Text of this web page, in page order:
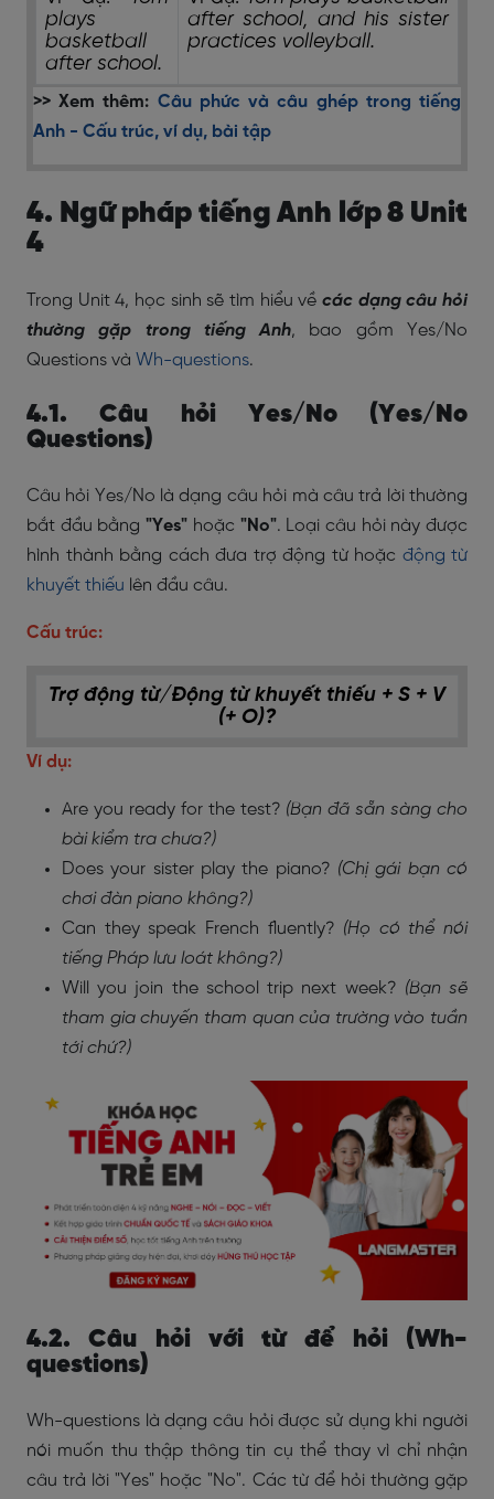
plays
basketball
after school.
after school, and his sister
practices volleyball.
>> Xem thêm: Câu phức và câu ghép trong tiếng
Anh - Cấu trúc, ví dụ, bài tập
4. Ngữ pháp tiếng Anh lớp 8 Unit
4
Trong Unit 4, học sinh sẽ tìm hiểu về các dạng câu hỏi
thường gặp trong tiếng Anh, bao gồm Yes/No
Questions và Wh-questions.
4.1. Câu hỏi Yes/No (Yes/No
Questions)
Câu hỏi Yes/No là dạng câu hỏi mà câu trả lời thường
bắt đầu bằng "Yes" hoặc "No". Loại câu hỏi này được
hình thành bằng cách đưa trợ động từ hoặc động từ
khuyết thiếu lên đầu câu.
Cấu trúc:
Trợ động từ/Động từ khuyết thiếu + S + V
(+ O)?
Ví dụ:
Are you ready for the test? (Bạn đã sẵn sàng cho
bài kiểm tra chưa?)
Does your sister play the piano? (Chị gái bạn có
chơi đàn piano không?)
Can they speak French fluently? (Họ có thể nói
tiếng Pháp lưu loát không?)
Will you join the school trip next week? (Bạn sẽ
tham gia chuyến tham quan của trường vào tuần
tới chứ?)
4.2. Câu hỏi với từ để hỏi (Wh-
questions)
Wh-questions là dạng câu hỏi được sử dụng khi người
nói muốn thu thập thông tin cụ thể thay vì chỉ nhận
câu trả lời "Yes" hoặc "No". Các từ để hỏi thường gặp